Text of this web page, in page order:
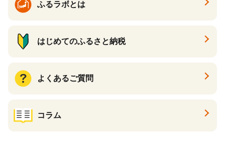
ふるラボとは
はじめてのふるさと納税
よくあるご質問
コラム